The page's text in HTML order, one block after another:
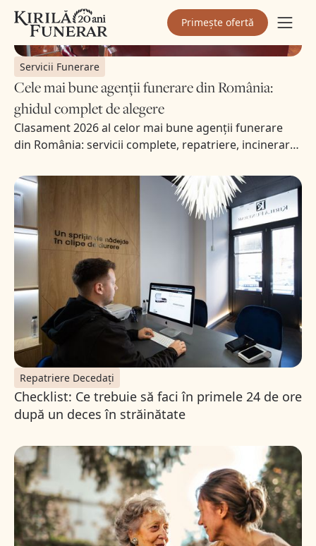
Primește ofertă
Servicii Funerare
Cele mai bune agenții funerare din România:
ghidul complet de alegere
Clasament 2026 al celor mai bune agenții funerare
din România: servicii complete, repatriere, incinerare,
Repatriere Decedați
Checklist: Ce trebuie să faci în primele 24 de ore
după un deces în străinătate